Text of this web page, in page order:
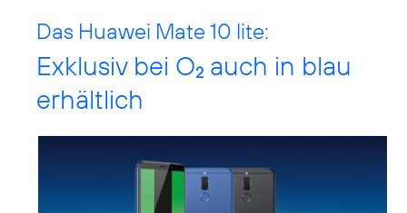
Das Huawei Mate 10 lite:
Exklusiv bei O2 auch in blau
erhältlich